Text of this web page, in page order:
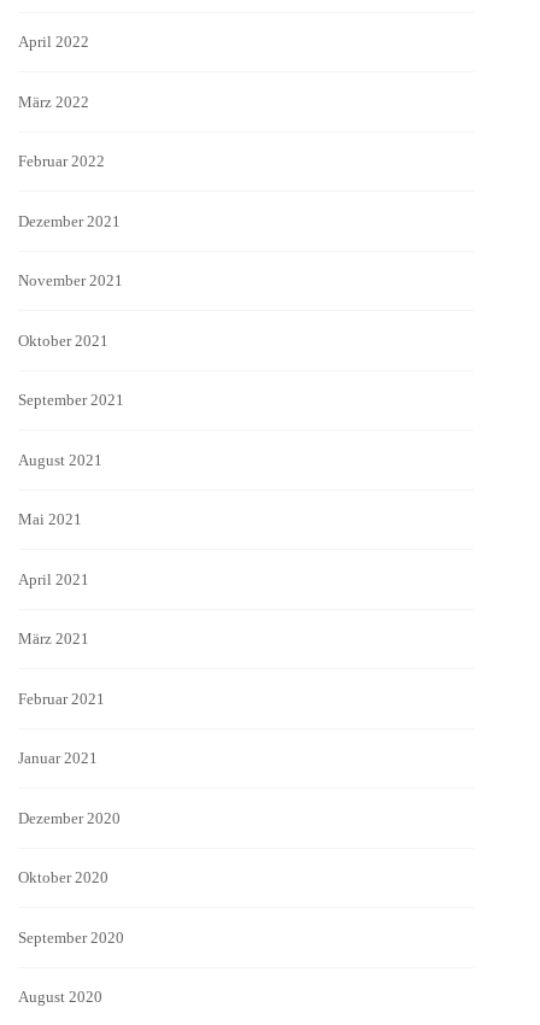
April 2022
März 2022
Februar 2022
Dezember 2021
November 2021
Oktober 2021
September 2021
August 2021
Mai 2021
April 2021
März 2021
Februar 2021
Januar 2021
Dezember 2020
Oktober 2020
September 2020
August 2020